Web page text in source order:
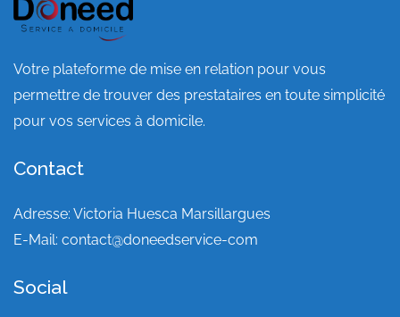
Votre plateforme de mise en relation pour vous
permettre de trouver des prestataires en toute simplicité
pour vos services à domicile.
Contact
Adresse: Victoria Huesca Marsillargues
E-Mail: contact@doneedservice-com
Social